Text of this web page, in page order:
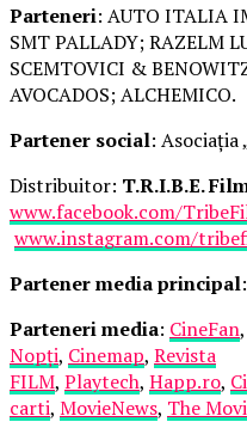
Parteneri: AUTO ITALIA
SMT PALLADY; RAZELM
SCEMTOVICI &
AVOCADOS; ALCHEMICO.
Partener social: Asociația
Distribuitor: T.R.I.B.E.
www.facebook.com/
www.instagram.com/
Partener media principal:
Parteneri media: CineFan,
Nopți, Cinemap, Revista
FILM, Playtech, Happ.ro,
carti, MovieNews, The